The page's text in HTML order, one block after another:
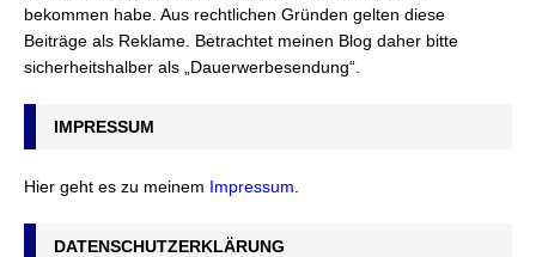
bekommen habe. Aus rechtlichen Gründen gelten diese
Beiträge als Reklame. Betrachtet meinen Blog daher bitte
sicherheitshalber als „Dauerwerbesendung“.
IMPRESSUM
Hier geht es zu meinem Impressum
DATENSCHUTZERKLÄRUNG